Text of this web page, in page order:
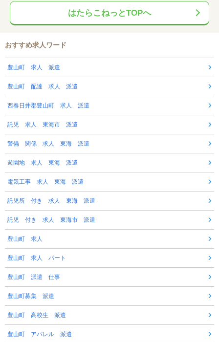
はたらこねっとTOPへ
おすすめ求人ワード
豊山町 求人 派遣
豊山町 配達 求人 派遣
西春日井郡豊山町 求人 派遣
託児 求人 東海市 派遣
警備 関係 求人 東海 派遣
遊園地 求人 東海 派遣
電気工事 求人 東海 派遣
託児所 付き 求人 東海 派遣
託児 付き 求人 東海市 派遣
豊山町 求人
豊山町 求人 パート
豊山町 派遣 仕事
豊山町募集 派遣
豊山町 高校生 派遣
豊山町 アパレル 派遣